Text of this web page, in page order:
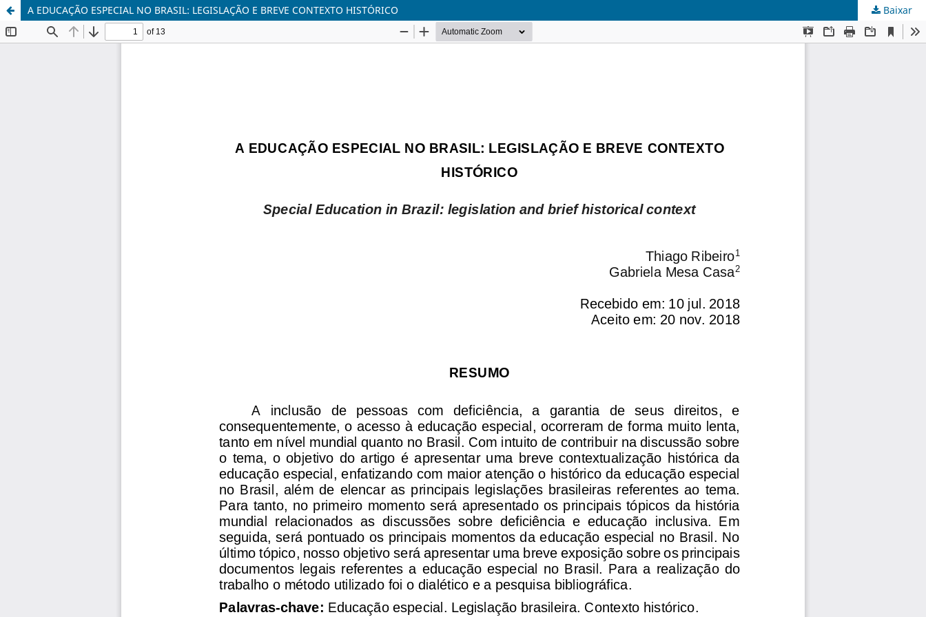
A EDUCAÇÃO ESPECIAL NO BRASIL: LEGISLAÇÃO E BREVE CONTEXTO HISTÓRICO Baixar